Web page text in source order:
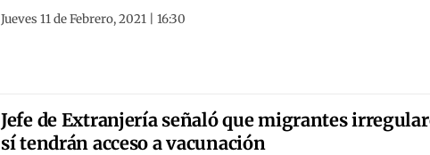
Jueves 11 de Febrero, 2021 | 16:30
Jefe de Extranjería señaló que migrantes
sí tendrán acceso a vacunación